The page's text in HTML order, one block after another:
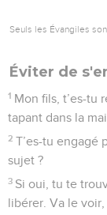
Seuls les Évangiles
Éviter de
1 Mon fils, t’es-tu
tapant dans la
2 T’es-tu engagé
sujet ?
3 Si oui, tu te
libérer. Va le